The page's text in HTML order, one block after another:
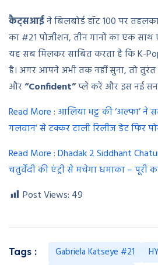
कैट्सआईने बिलबोर्ड हॉट 100 पर
का #21 पोजीशन, तीन गानों का एक
यह सब मिलकर साबित करता है कि K-
है। अगर आपने अभी तक नहीं सुना, तो तुरंत
और“Confident”प्ले करें और इस नई
Read More : आलिया भट्ट की ‘अल्फा’
गलवान’ से टक्कर टाली रिलीज डेट फिर
Read More : Dhadak 2 Siddhant
चतुर्वेदी की एंट्री से मचेगा धमाका – पूरी
Post Views: 49
Tags : Gabriela Katseye #21